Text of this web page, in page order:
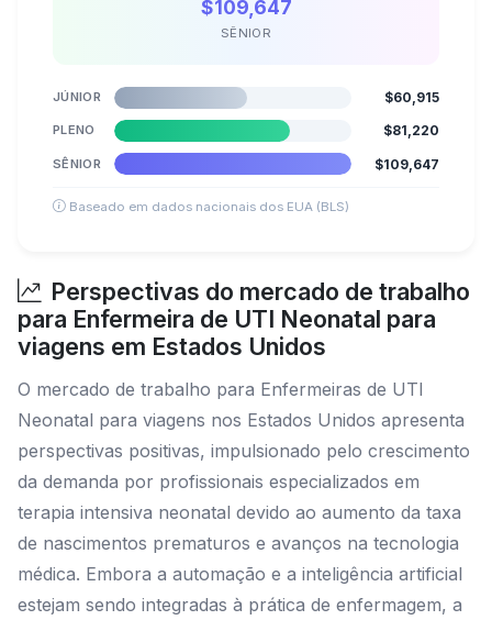
$109,647
SÊNIOR
JÚNIOR $60,915
PLENO $81,220
SÊNIOR $109,647
Baseado em dados nacionais dos EUA (BLS)
Perspectivas do mercado de trabalho
para Enfermeira de UTI Neonatal para
viagens em Estados Unidos
O mercado de trabalho para Enfermeiras de UTI
Neonatal para viagens nos Estados Unidos apresenta
perspectivas positivas, impulsionado pelo crescimento
da demanda por profissionais especializados em
terapia intensiva neonatal devido ao aumento da taxa
de nascimentos prematuros e avanços na tecnologia
médica. Embora a automação e a inteligência artificial
estejam sendo integradas à prática de enfermagem, a